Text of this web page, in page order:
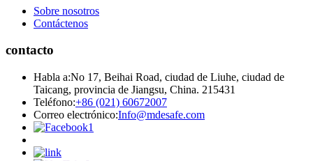
Sobre nosotros
Contáctenos
contacto
Habla a:No 17, Beihai Road, ciudad de Liuhe, ciudad de
Taicang, provincia de Jiangsu, China. 215431
Teléfono:+86 (021) 60672007
Correo electrónico:Info@mdesafe.com